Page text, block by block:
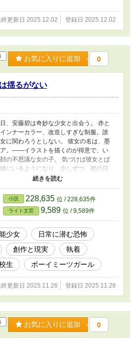
更新日 2025.12.02 登録日 2025.12.02
お気に入りに追加 0
揺るがない
、安藤碧は奇妙な少女と出会う。 赤と
ンナーカラー、改造しすぎな制服。誰
に関わろうとしない。 彼女の名は、墨
。――イラストを描くのが得意で、い
の不思議な女の子。 気づけば彼女とば
にいるようになり、少しずつ、碧の日
わり始めた。 絵、占い、そして……碧
”。 彼女は時折、こう言う。 「フィクシ
現実を超えるんだよ、碧くん」 それは、
、比喩でもなかった――。 【関連作
祭り鑑賞会
novel/99661393/28
★改稿された未来
novel/99661393/12
小説 228,635 位 / 228,635件
ライト文芸 9,589 位 / 9,589件
少女
日常に潜む恐怖
創作と現実
執着
生 ボーイミーツガール
更新日 2025.11.26 登録日 2025.11.26
お気に入りに追加 0